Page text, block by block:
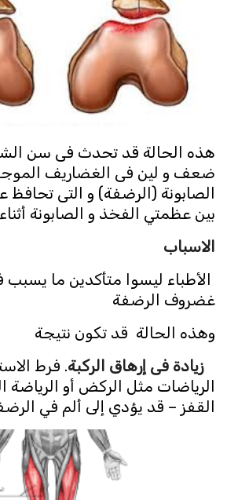
هذه الحالة قد تحدث فى سن
ضعف و لين فى الغضاريف
الصابونة (الرضفة) و التى تحافظ
بين عظمتي الفخذ و الصابونة
الاسباب
الأطباء ليسوا متأكدين ما يسبب
غضروف الرضفة
وهذه الحالة قد تكون نتيجة
زيادة فى إرهاق الركبة. فرط
الرياضات مثل الركض أو الرياضة
القفز – قد يؤدي إلى ألم في